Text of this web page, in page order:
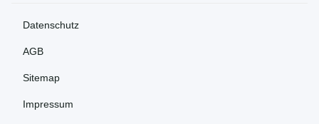
Datenschutz
AGB
Sitemap
Impressum